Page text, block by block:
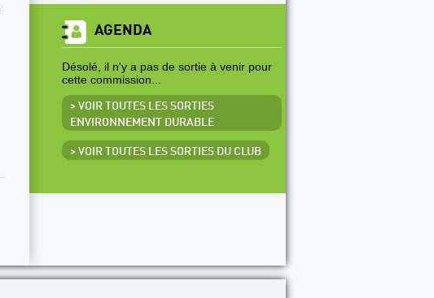
AGENDA
Désolé, il n'y a pas de sortie à venir pour
cette commission...
> VOIR TOUTES LES SORTIES
ENVIRONNEMENT DURABLE
> VOIR TOUTES LES SORTIES DU CLUB